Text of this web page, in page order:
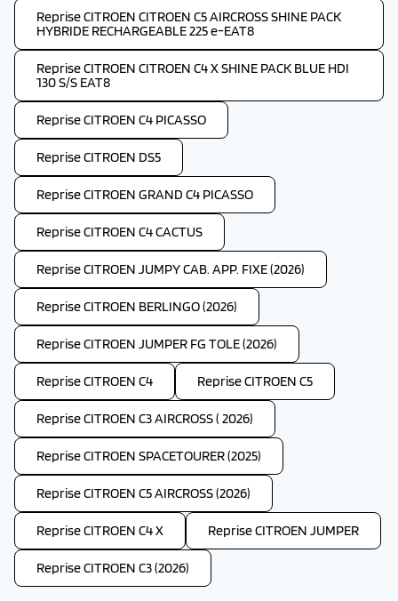
Reprise CITROEN CITROEN C5 AIRCROSS SHINE PACK
HYBRIDE RECHARGEABLE 225 e-EAT8
Reprise CITROEN CITROEN C4 X SHINE PACK BLUE HDI
130 S/S EAT8
Reprise CITROEN C4 PICASSO
Reprise CITROEN DS5
Reprise CITROEN GRAND C4 PICASSO
Reprise CITROEN C4 CACTUS
Reprise CITROEN JUMPY CAB. APP. FIXE (2026)
Reprise CITROEN BERLINGO (2026)
Reprise CITROEN JUMPER FG TOLE (2026)
Reprise CITROEN C4 Reprise CITROEN C5
Reprise CITROEN C3 AIRCROSS ( 2026)
Reprise CITROEN SPACETOURER (2025)
Reprise CITROEN C5 AIRCROSS (2026)
Reprise CITROEN C4 X Reprise CITROEN JUMPER
Reprise CITROEN C3 (2026)